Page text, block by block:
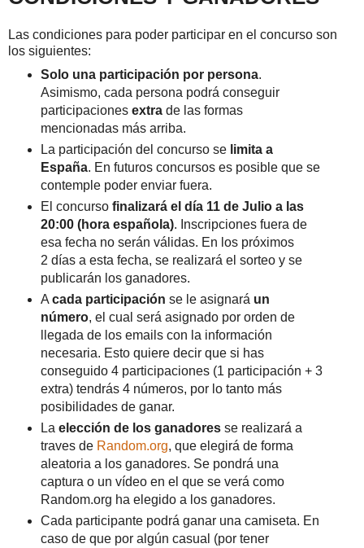
Las condiciones para poder participar en el concurso son
los siguientes:
Solo una participación por persona.
Asimismo, cada persona podrá conseguir
participaciones extrade las formas
mencionadas más arriba.
La participación del concurso se limita a
España. En futuros concursos es posible que se
contemple poder enviar fuera.
El concurso finalizará el día 11 de Julio a las
20:00 (hora española). Inscripciones fuera de
esa fecha no serán válidas. En los próximos
2 días a esta fecha, se realizará el sorteo y se
publicarán los ganadores.
A cada participación se le asignará un
número, el cual será asignado por orden de
llegada de los emails con la información
necesaria. Esto quiere decir que si has
conseguido 4 participaciones (1 participación + 3
extra) tendrás 4 números, por lo tanto más
posibilidades de ganar.
La elección de los ganadoresse realizará a
traves de Random.org, que elegirá de forma
aleatoria a los ganadores. Se pondrá una
captura o un vídeo en el que se verá como
Random.org ha elegido a los ganadores.
Cada participante podrá ganar una camiseta. En
caso de que por algún casual (por tener